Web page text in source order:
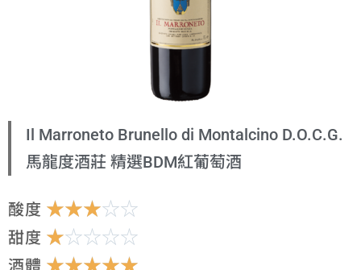
Il Marroneto Brunello di Montalcino D.O.C.G.
馬龍度酒莊 精選BDM紅葡萄酒
酸度 ☆☆☆☆☆
甜度 ☆☆☆☆☆
酒體 ☆☆☆☆☆